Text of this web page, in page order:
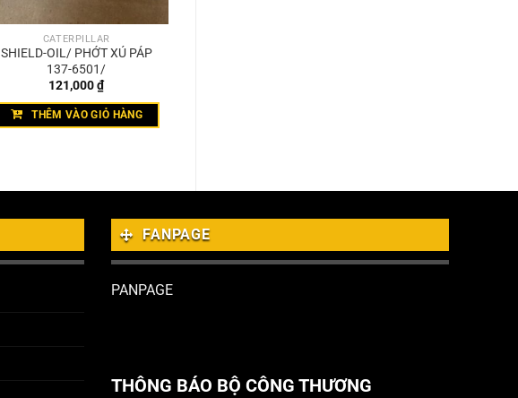
CATERPILLAR
SHIELD-OIL/ PHỚT XÚ PÁP
137-6501/
121,000₫
THÊM VÀO GIỎ HÀNG
FANPAGE
PANPAGE
THÔNG BÁO BỘ CÔNG THƯƠNG